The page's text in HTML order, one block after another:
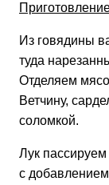
Из говядины
туда
Отделяем
Ветчину,
соломкой.
Лук
с